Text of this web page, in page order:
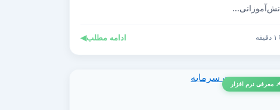
ادامه مطلب◀
معرفی نرم افزار